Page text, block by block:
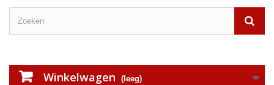
Winkelwagen (leeg)